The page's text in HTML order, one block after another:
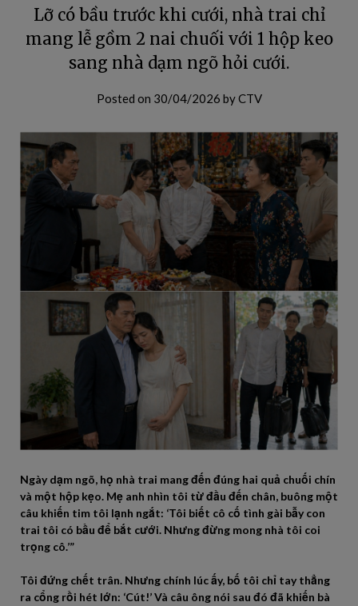
Lỡ có bầu trước khi cưới, nhà trai chỉ
mang lễ gồm 2 nai chuối với 1 hộp keo
sang nhà dạm ngõ hỏi cưới.
Posted on 30/04/2026 byCTV
Ngày dạm ngõ, họ nhà trai mang đến đúng hai quả chuối chín
và một hộp kẹo. Mẹ anh nhìn tôi từ đầu đến chân, buông một
câu khiến tim tôi lạnh ngắt: ‘Tôi biết cô cố tình gài bẫy con
trai tôi có bầu để bắt cưới. Nhưng đừng mong nhà tôi coi
trọng cô.’”
Tôi đứng chết trân. Nhưng chính lúc ấy, bố tôi chỉ tay thẳng
ra cổng rồi hét lớn: ‘Cút!’ Và câu ông nói sau đó đã khiến bà